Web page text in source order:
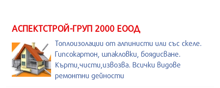
АСПЕКТСТРОЙ-ГРУП 2000 ЕООД
Топлоизолации от алпинисти или със скеле.
Гипсокартон, шпакловки, боядисване.
Кърти,чисти,извозва. Всички видове
ремонтни дейности